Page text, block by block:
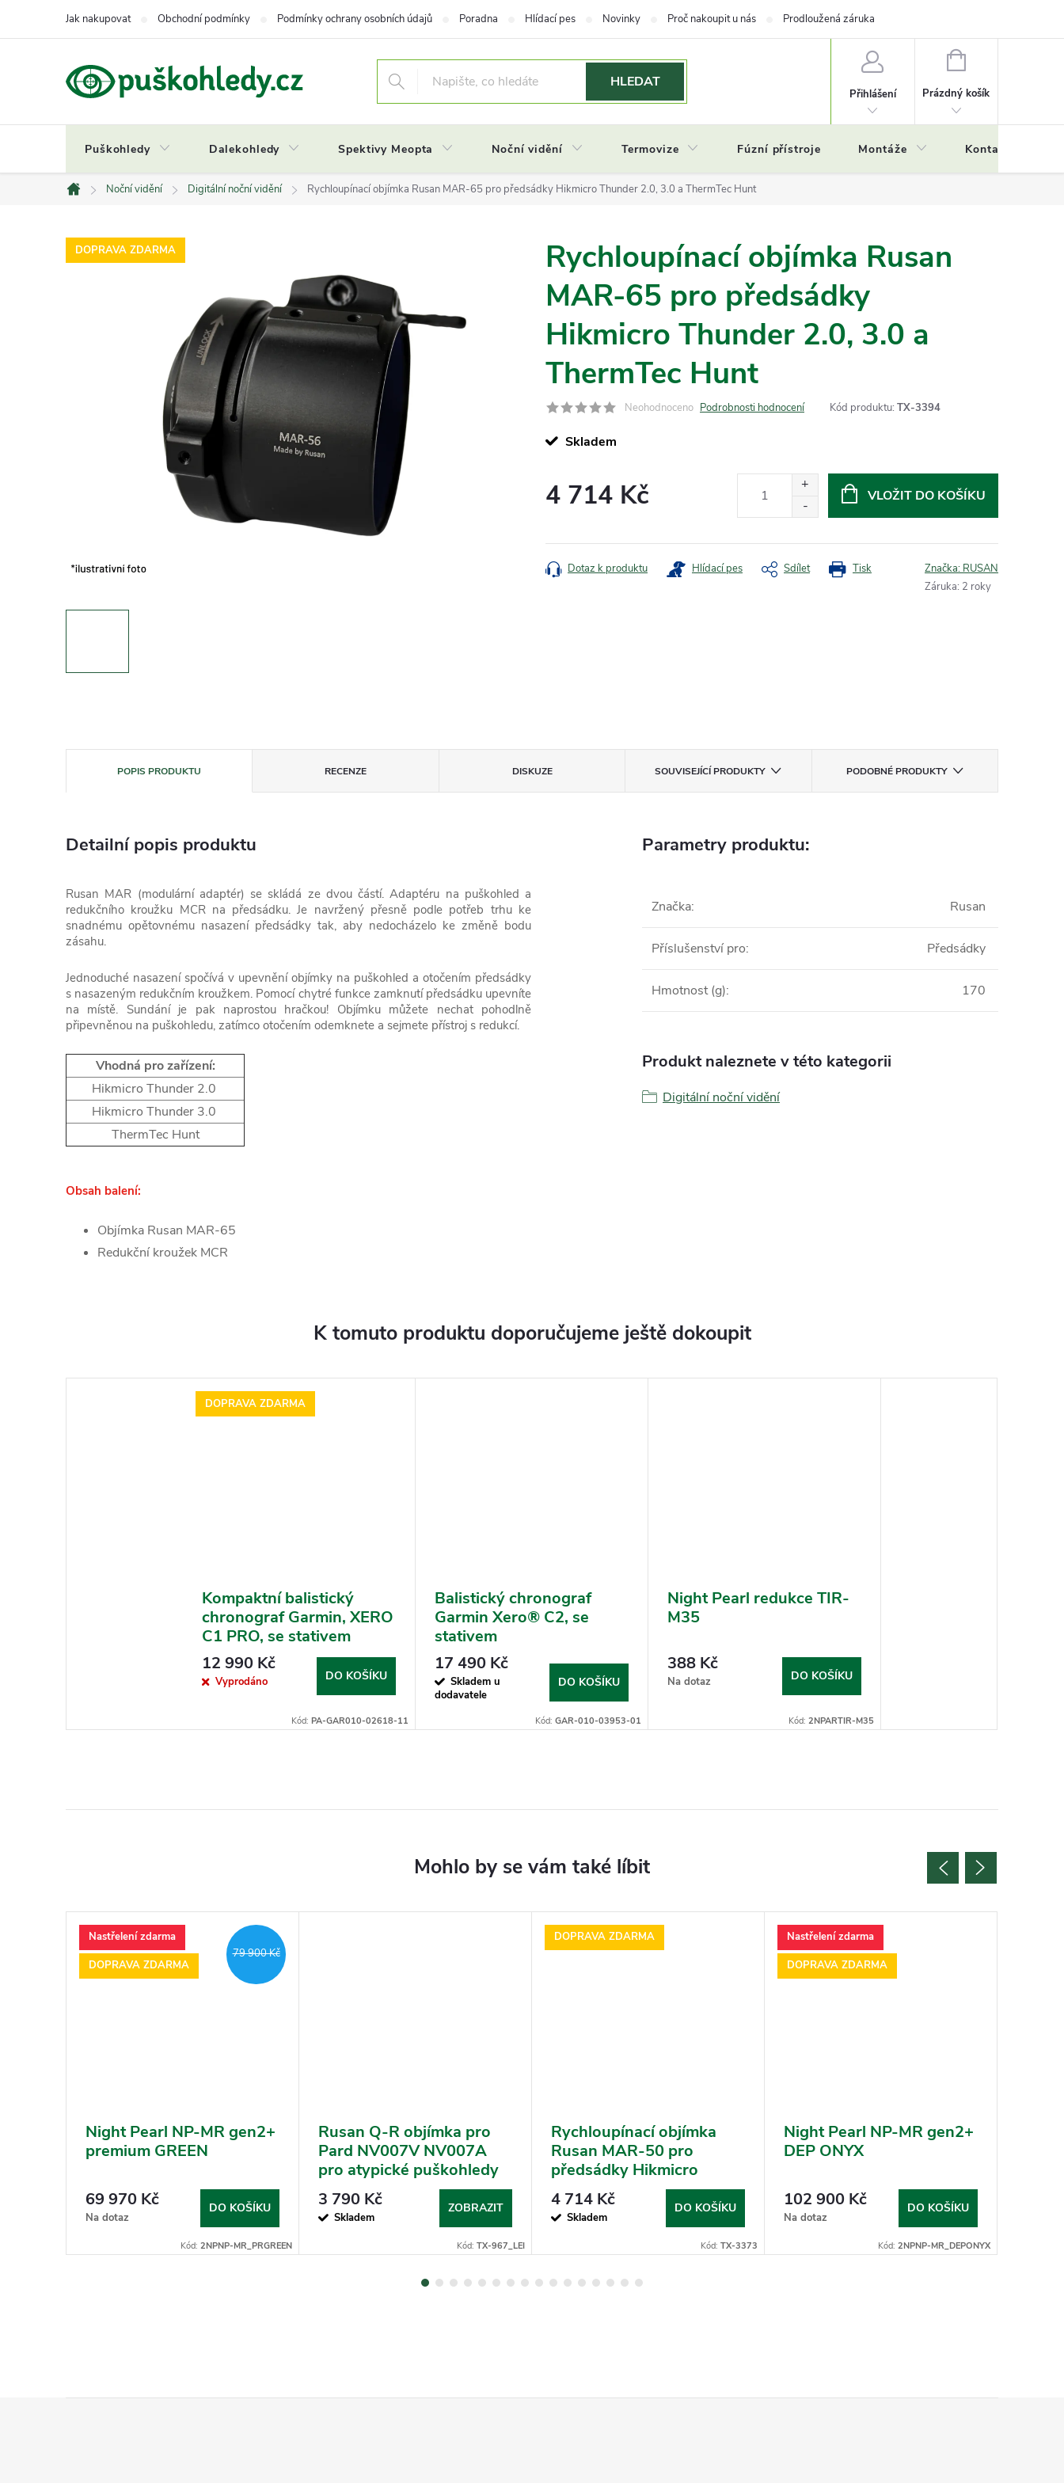
Jak nakupovat Obchodní podmínky Podmínky ochrany osobních údajů Poradna Hlídací pes Novinky Proč nakoupit u nás Prodloužená záruka
HLEDAT
Přihlášení
NÁKUPNÍ
Prázdný košík
Puškohledy Dalekohledy Spektivy Meopta Noční vidění Termovize Fúzní přístroje Montáže Kontakty
Domů
Noční vidění Digitální noční vidění Rychloupínací objímka Rusan MAR-65 pro předsádky Hikmicro Thunder 2.0, 3.0 a ThermTec Hunt
DOPRAVA ZDARMA
Rychloupínací objímka Rusan
MAR-65 pro předsádky
Hikmicro Thunder 2.0, 3.0 a
ThermTec Hunt
Neohodnoceno Podrobnosti hodnocení Kód produktu: TX-3394
Skladem
4 714 Kč VLOŽIT DO KOŠÍKU
Tisk
Dotaz k produktu Hlídací pes Sdílet Značka: RUSAN
Záruka: 2 roky
POPIS PRODUKTU RECENZE DISKUZE SOUVISEJÍCÍ PRODUKTY PODOBNÉ PRODUKTY
Detailní popis produktu
Rusan MAR (modulární adaptér) se skládá ze dvou částí. Adaptéru na puškohled a
redukčního kroužku MCR na předsádku. Je navržený přesně podle potřeb trhu ke
snadnému opětovnému nasazení předsádky tak, aby nedocházelo ke změně bodu
zásahu.
Jednoduché nasazení spočívá v upevnění objímky na puškohled a otočením předsádky
s nasazeným redukčním kroužkem. Pomocí chytré funkce zamknutí předsádku upevníte
na místě. Sundání je pak naprostou hračkou! Objímku můžete nechat pohodlně
připevněnou na puškohledu, zatímco otočením odemknete a sejmete přístroj s redukcí.
Vhodná pro zařízení:
Hikmicro Thunder 2.0
Hikmicro Thunder 3.0
ThermTec Hunt
Obsah balení:
Objímka Rusan MAR-65
Redukční kroužek MCR
Parametry produktu:
Značka: Rusan
Příslušenství pro: Předsádky
Hmotnost (g): 170
Produkt naleznete v této kategorii
Digitální noční vidění
K tomuto produktu doporučujeme ještě dokoupit
DOPRAVA ZDARMA
Kompaktní balistický
chronograf Garmin, XERO
C1 PRO, se stativem
12 990 Kč
Vyprodáno DO KOŠÍKU
Kód: PA-GAR010-02618-11
Balistický chronograf
Garmin Xero® C2, se
stativem
17 490 Kč
Skladem u
dodavatele
DO KOŠÍKU
Kód: GAR-010-03953-01
Night Pearl redukce TIR-
M35
388 Kč
Na dotaz DO KOŠÍKU
Kód: 2NPARTIR-M35
Nastřelení zdarma
DOPRAVA ZDARMA
79 900 Kč
Night Pearl NP-MR gen2+
premium GREEN
69 970 Kč
Na dotaz
DO KOŠÍKU
Kód: 2NPNP-MR_PRGREEN
Rusan Q-R objímka pro
Pard NV007V NV007A
pro atypické puškohledy
(Swarovski, Zeiss, Leica)
Velikost objímky: Leica
Magnus gen 2
3 790 Kč
Skladem
ZOBRAZIT
Kód: TX-967_LEI
DOPRAVA ZDARMA
Rychloupínací objímka
Rusan MAR-50 pro
předsádky Hikmicro
Thunder 2.0, 3.0 a
ThermTec Hunt
4 714 Kč
Skladem
DO KOŠÍKU
Kód: TX-3373
Nastřelení zdarma
DOPRAVA ZDARMA
Night Pearl NP-MR gen2+
DEP ONYX
102 900 Kč
Na dotaz
DO KOŠÍKU
Kód: 2NPNP-MR_DEPONYX